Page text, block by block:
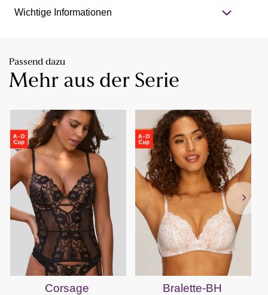
Wichtige Informationen
Passend dazu
Mehr aus der Serie
Corsage Bralette-BH